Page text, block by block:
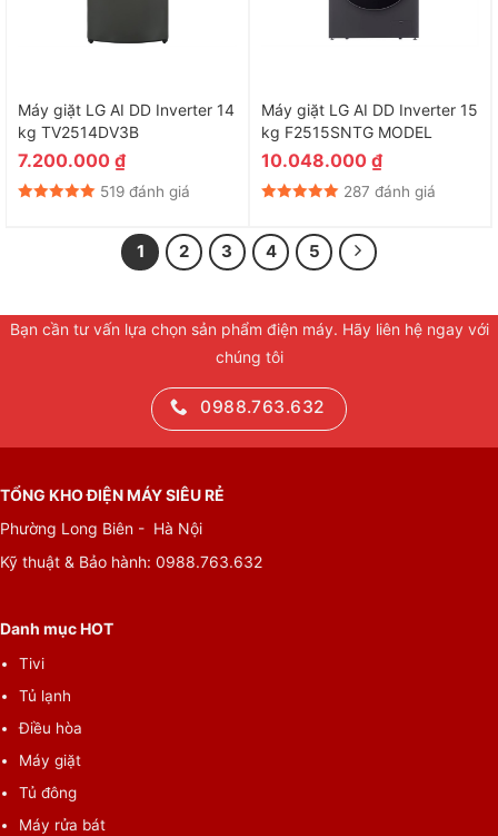
Máy giặt LG AI DD Inverter 14
kg TV2514DV3B
7.200.000 ₫
519 đánh giá
Máy giặt LG AI DD Inverter 15
kg F2515SNTG MODEL
10.048.000 ₫
287 đánh giá
1 2 3 4 5
Bạn cần tư vấn lựa chọn sản phẩm điện máy. Hãy liên hệ ngay với
chúng tôi
0988.763.632
TỔNG KHO ĐIỆN MÁY SIÊU RẺ
Phường Long Biên - Hà Nội
Kỹ thuật & Bảo hành: 0988.763.632
Danh mục HOT
Tivi
Tủ lạnh
Điều hòa
Máy giặt
Tủ đông
Máy rửa bát